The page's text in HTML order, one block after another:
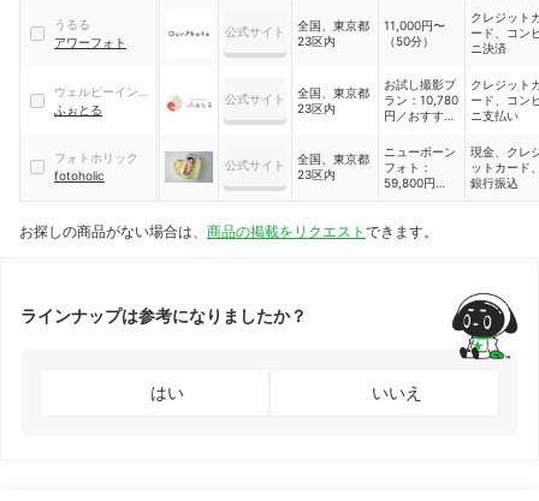
うるる
アワーフォト
公式サイト
全国、東京都
23区内
11,000円〜
（50分）
クレジット
ード、コン
ニ決済
ウェルビーイング
ス
ふぉとる
公式サイト
全国、東京都
23区内
お試し撮影プ
ラン：10,780
円／おすすめ
21,780円／よ
くばり撮影プ
ラン：52,800
クレジット
ード、コン
ニ支払い
フォトホリック
fotoholic
公式サイト
全国、東京都
23区内
ニューボーン
フォト：
59,800円～／
お宮参りな
ケ：22,000円
現金、クレ
ットカード
銀行振込
お探しの商品がない場合は、 商品の掲載をリクエスト できます。
ラインナップは参考になりましたか？
はい いいえ